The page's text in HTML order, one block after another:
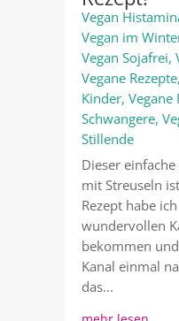
Vegan
Vegan im
Vegan Sojafrei,
Vegane Rezepte,
Kinder, Vegane
Schwangere,
Stillende
Dieser
mit Streuseln
Rezept habe
wundervollen
bekommen
Kanal einmal
das...